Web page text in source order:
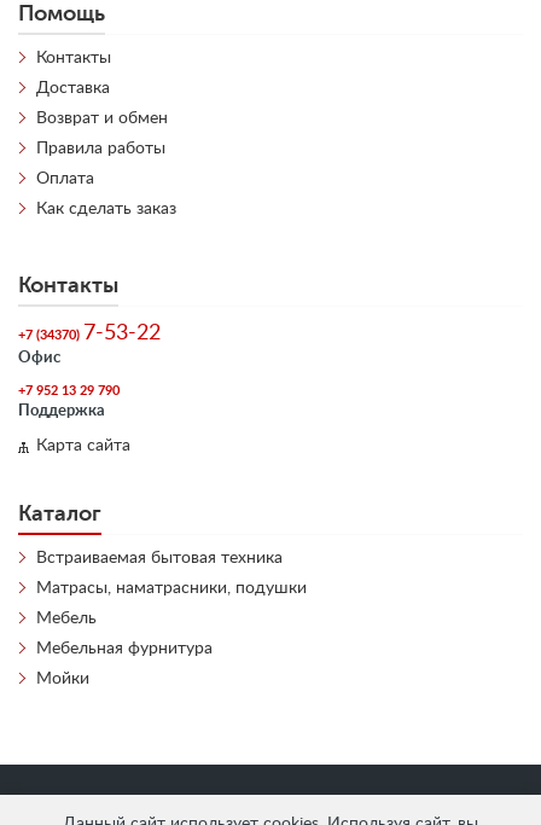
Помощь
Контакты
Доставка
Возврат и обмен
Правила работы
Оплата
Как сделать заказ
Контакты
+7 (34370) 7-53-22
Офис
+7 952 13 29 790
Поддержка
Карта сайта
Каталог
Встраиваемая бытовая техника
Матрасы, наматрасники, подушки
Мебель
Мебельная фурнитура
Мойки